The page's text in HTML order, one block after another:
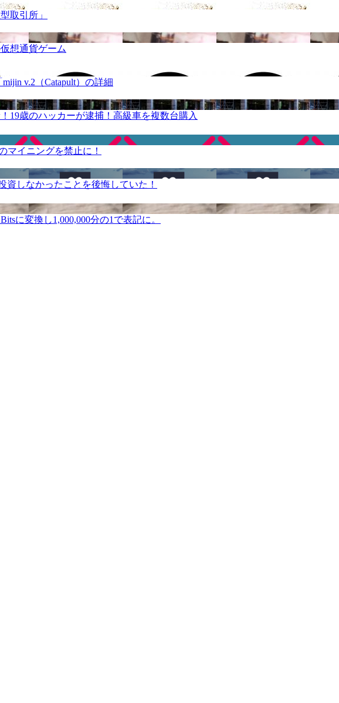
取引所」
想通貨ゲーム
v.2（Catapult）の詳細
19歳のハッカーが逮捕！高級車を複数台購入
マイニングを禁止に！
資しなかったことを後悔していた！
に変換し1,000,000分の1で表記に。